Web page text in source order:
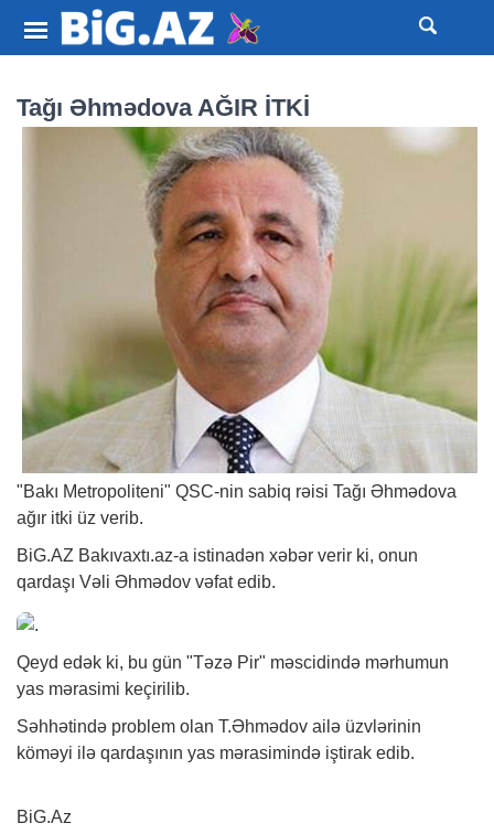
Tağı Əhmədova AĞIR İTKİ
"Bakı Metropoliteni" QSC-nin sabiq rəisi Tağı Əhmədova
ağır itki üz verib.
BiG.AZ Bakıvaxtı.az-a istinadən xəbər verir ki, onun
qardaşı Vəli Əhmədov vəfat edib.
Qeyd edək ki, bu gün "Təzə Pir" məscidində mərhumun
yas mərasimi keçirilib.
Səhhətində problem olan T.Əhmədov ailə üzvlərinin
köməyi ilə qardaşının yas mərasimində iştirak edib.
BiG.Az